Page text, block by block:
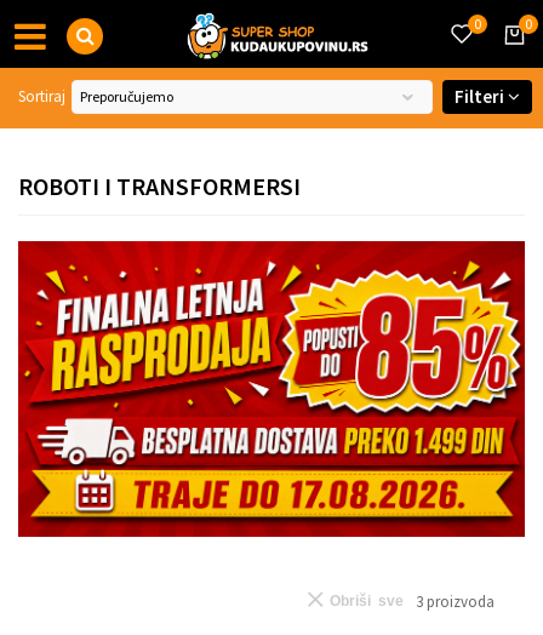
0
0
ROBOTI I TRANSFORMERSI
Sortiraj Filteri
3 proizvoda
Obriši sve